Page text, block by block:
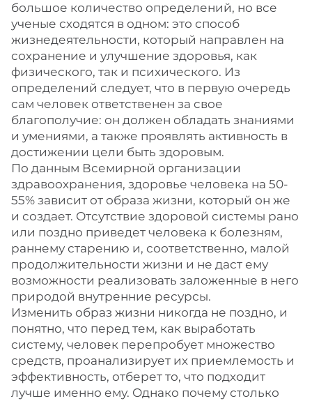
большое количество определений, но все
ученые сходятся в одном: это способ
жизнедеятельности, который направлен на
сохранение и улучшение здоровья, как
физического, так и психического. Из
определений следует, что в первую очередь
сам человек ответственен за свое
благополучие: он должен обладать знаниями
и умениями, а также проявлять активность в
достижении цели быть здоровым.
По данным Всемирной организации
здравоохранения, здоровье человека на 50-
55% зависит от образа жизни, который он же
и создает. Отсутствие здоровой системы рано
или поздно приведет человека к болезням,
раннему старению и, соответственно, малой
продолжительности жизни и не даст ему
возможности реализовать заложенные в него
природой внутренние ресурсы.
Изменить образ жизни никогда не поздно, и
понятно, что перед тем, как выработать
систему, человек перепробует множество
средств, проанализирует их приемлемость и
эффективность, отберет то, что подходит
лучше именно ему. Однако почему столько